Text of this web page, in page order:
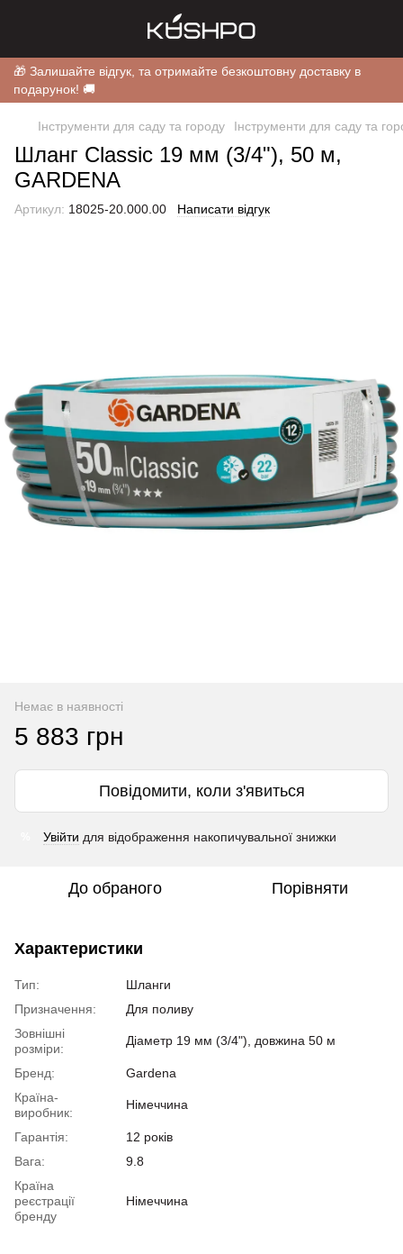
🎁 Залишайте відгук, та отримайте безкоштовну доставку в
подарунок! 🚚
Інструменти для саду та городу Інструменти для саду та
Шланг Classic 19 мм (3/4"), 50 м,
GARDENA
Артикул: 18025-20.000.00 Написати відгук
Немає в наявності
5 883 грн
Повідомити, коли з'явиться
Увійти для відображення накопичувальної знижки
До обраного Порівняти
Характеристики
Тип:
Шланги
Призначення:
Для поливу
Зовнішні
розміри:
Діаметр 19 мм (3/4"), довжина 50 м
Бренд:
Gardena
Країна-
виробник:
Німеччина
Гарантія:
12 років
Вага:
9.8
Країна
реєстрації
бренду
Німеччина